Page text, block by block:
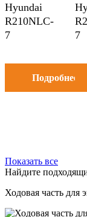
Hyundai
R210NLC-
7
Подробнее
7
Показать все
Найдите
Ходовая часть для